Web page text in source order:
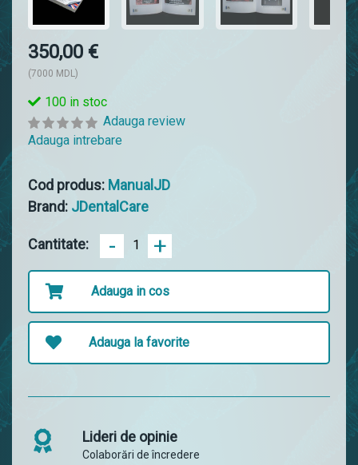
350,00 €
(7000 MDL)
100 in stoc
Adauga review
Adauga intrebare
Cantitate: - +
Cod produs: ManualJD
Brand: JDentalCare
Adauga in cos
Adauga la favorite
Lideri de opinie
Colaborări de încredere